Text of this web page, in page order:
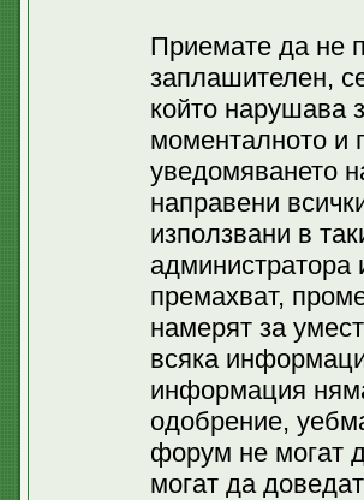
Приемате да не
заплашителен,
който нарушава
моменталното и
уведомяването
направени
използвани в
администратора
премахват,
намерят за
всяка
информация
одобрение,
форум не могат
могат да